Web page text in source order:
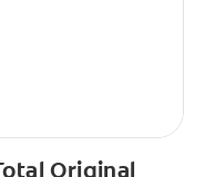
Original